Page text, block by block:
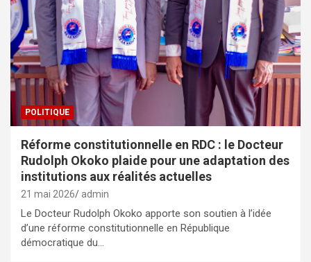
POLITIQUE
Réforme constitutionnelle en RDC : le Docteur
Rudolph Okoko plaide pour une adaptation des
institutions aux réalités actuelles
21 mai 2026 admin
Le Docteur Rudolph Okoko apporte son soutien à l’idée
d’une réforme constitutionnelle en République
démocratique du…